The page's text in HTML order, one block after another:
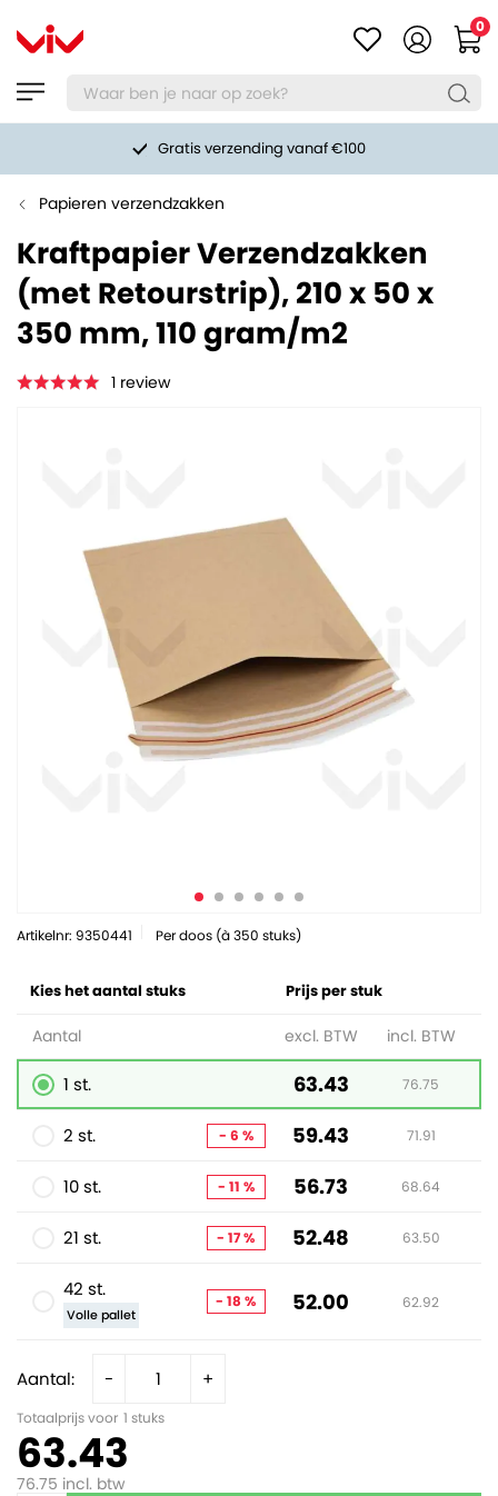
0
Gratis verzending vanaf €100
Papieren verzendzakken
Kraftpapier Verzendzakken
(met Retourstrip), 210 x 50 x
350 mm, 110 gram/m2
1 review
Artikelnr: 9350441 Per doos (à 350 stuks)
Aantal: - +
Totaalprijs voor 1 stuks
63.43
76.75 incl. btw
Kies het aantal stuks Prijs per stuk
Aantal excl. BTW incl. BTW
1 st. 63.43 76.75
2 st. - 6 % 59.43 71.91
10 st. - 11 % 56.73 68.64
21 st. - 17 % 52.48 63.50
42 st.
Volle pallet
- 18 % 52.00 62.92